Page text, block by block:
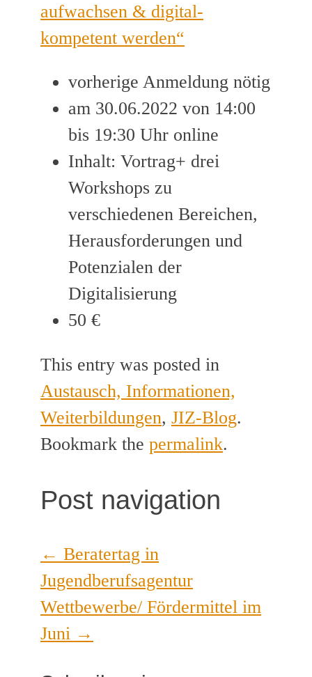
aufwachsen & digital-
kompetent werden“
vorherige Anmeldung nötig
am 30.06.2022 von 14:00
bis 19:30 Uhr online
Inhalt: Vortrag+ drei
Workshops zu
verschiedenen Bereichen,
Herausforderungen und
Potenzialen der
Digitalisierung
50 €
This entry was posted in
Austausch, Informationen,
Weiterbildungen, JIZ-Blog.
Bookmark the permalink.
Post navigation
← Beratertag in
Jugendberufsagentur
Wettbewerbe/ Fördermittel im
Juni →